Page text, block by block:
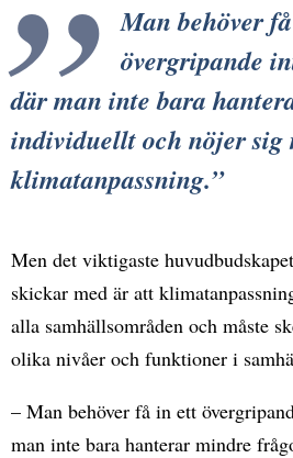
Man behöver
övergripande
där man inte bara
individuellt och nöjer sig
klimatanpassning.
Men det viktigaste
skickar med är att
alla samhällsområden och måste
olika nivåer och funktioner i
– Man behöver få in ett
man inte bara hanterar mindre